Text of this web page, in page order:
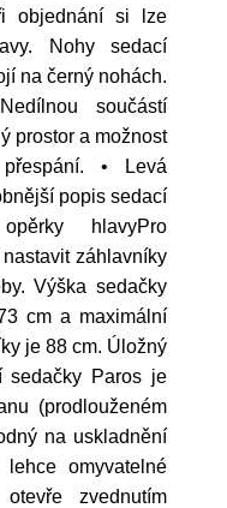
objednání si lze
Nohy sedací
na černý nohách.
součástí
prostor a možnost
• Levá
popis sedací
hlavyPro
záhlavníky
Výška sedačky
cm a maximální
je 88 cm. Úložný
sedačky Paros je
(prodlouženém
na uskladnění
omyvatelné
zvednutím